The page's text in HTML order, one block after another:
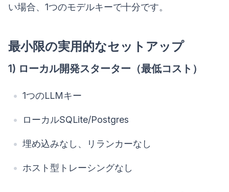
い場合、1つのモデルキーで十分です。
最小限の実用的なセットアップ
1) ローカル開発スターター（最低コスト）
1つのLLMキー
ローカルSQLite/Postgres
埋め込みなし、リランカーなし
ホスト型トレーシングなし